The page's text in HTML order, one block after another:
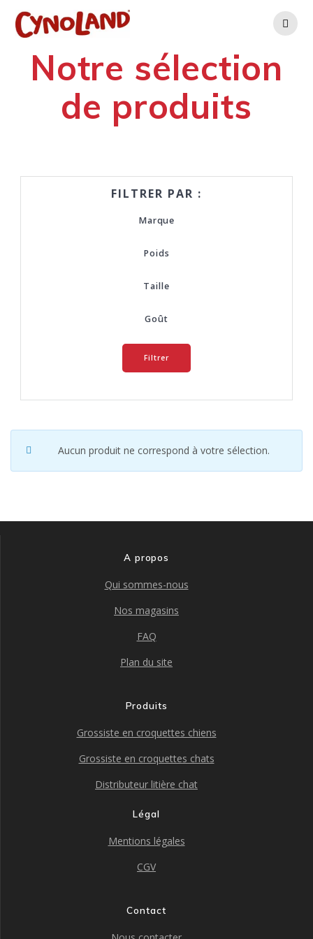
Notre sélection
de produits
FILTRER PAR :
Marque
Poids
Taille
Goût
Filtrer
Aucun produit ne correspond à votre sélection.
A propos
Qui sommes-nous
Nos magasins
FAQ
Plan du site
Produits
Grossiste en croquettes chiens
Grossiste en croquettes chats
Distributeur litière chat
Légal
Mentions légales
CGV
Contact